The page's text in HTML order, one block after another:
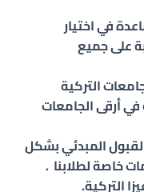
في اختيار
على جميع
التركية
أرقى الجامعات
المبدئي بشكل
خاصة لطلابنا .
التركية.